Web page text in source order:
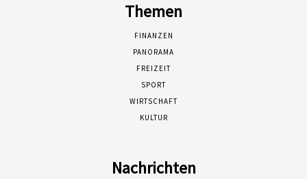
Themen
FINANZEN
PANORAMA
FREIZEIT
SPORT
WIRTSCHAFT
KULTUR
Nachrichten